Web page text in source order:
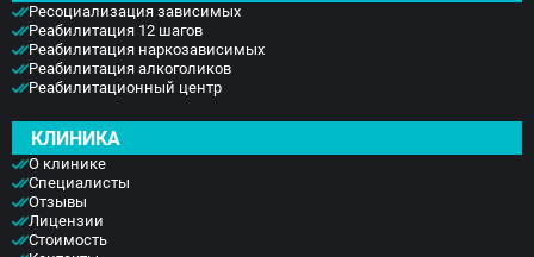
Ресоциализация зависимых
Реабилитация 12 шагов
Реабилитация наркозависимых
Реабилитация алкоголиков
Реабилитационный центр
КЛИНИКА
О клинике
Специалисты
Отзывы
Лицензии
Стоимость